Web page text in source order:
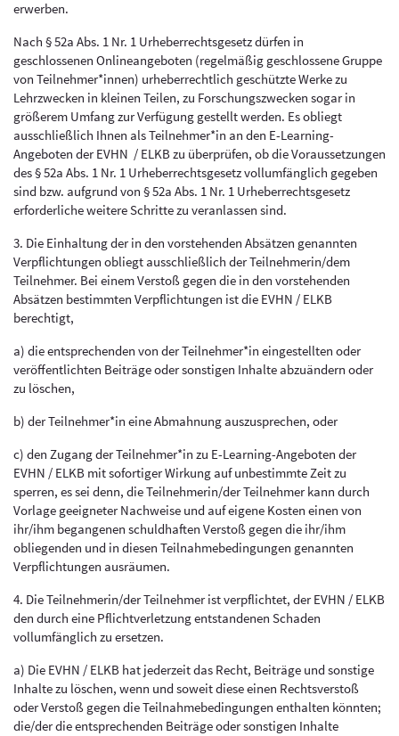
erwerben.
Nach § 52a Abs. 1 Nr. 1 Urheberrechtsgesetz dürfen in
geschlossenen Onlineangeboten (regelmäßig geschlossene Gruppe
von Teilnehmer*innen) urheberrechtlich geschützte Werke zu
Lehrzwecken in kleinen Teilen, zu Forschungszwecken sogar in
größerem Umfang zur Verfügung gestellt werden. Es obliegt
ausschließlich Ihnen als Teilnehmer*in an den E-Learning-
Angeboten der EVHN / ELKB zu überprüfen, ob die Voraussetzungen
des § 52a Abs. 1 Nr. 1 Urheberrechtsgesetz vollumfänglich gegeben
sind bzw. aufgrund von § 52a Abs. 1 Nr. 1 Urheberrechtsgesetz
erforderliche weitere Schritte zu veranlassen sind.
3. Die Einhaltung der in den vorstehenden Absätzen genannten
Verpflichtungen obliegt ausschließlich der Teilnehmerin/dem
Teilnehmer. Bei einem Verstoß gegen die in den vorstehenden
Absätzen bestimmten Verpflichtungen ist die EVHN / ELKB
berechtigt,
a) die entsprechenden von der Teilnehmer*in eingestellten oder
veröffentlichten Beiträge oder sonstigen Inhalte abzuändern oder
zu löschen,
b) der Teilnehmer*in eine Abmahnung auszusprechen, oder
c) den Zugang der Teilnehmer*in zu E-Learning-Angeboten der
EVHN / ELKB mit sofortiger Wirkung auf unbestimmte Zeit zu
sperren, es sei denn, die Teilnehmerin/der Teilnehmer kann durch
Vorlage geeigneter Nachweise und auf eigene Kosten einen von
ihr/ihm begangenen schuldhaften Verstoß gegen die ihr/ihm
obliegenden und in diesen Teilnahmebedingungen genannten
Verpflichtungen ausräumen.
4. Die Teilnehmerin/der Teilnehmer ist verpflichtet, der EVHN / ELKB
den durch eine Pflichtverletzung entstandenen Schaden
vollumfänglich zu ersetzen.
a) Die EVHN / ELKB hat jederzeit das Recht, Beiträge und sonstige
Inhalte zu löschen, wenn und soweit diese einen Rechtsverstoß
oder Verstoß gegen die Teilnahmebedingungen enthalten könnten;
die/der die entsprechenden Beiträge oder sonstigen Inhalte